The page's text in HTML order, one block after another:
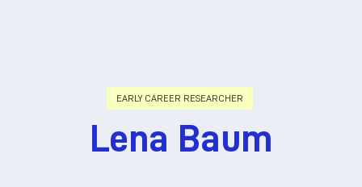
EARLY CAREER RESEARCHER
Lena Baum